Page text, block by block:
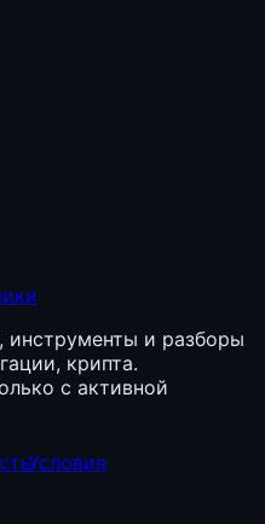
инструменты и разборы
крипта.
с активной
Условия